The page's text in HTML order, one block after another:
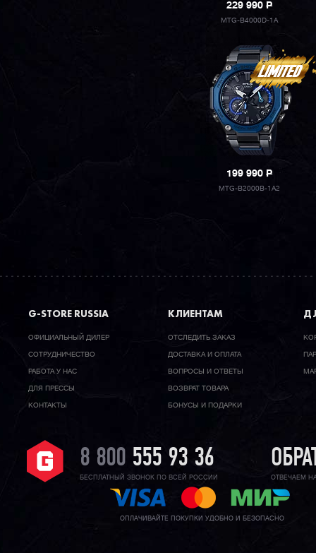
229 990P
MTG-B4000D-1A
199 990P
MTG-B2000B-1A2
G-STORE RUSSIA
ОФИЦИАЛЬНЫЙ ДИЛЕР
CОТРУДНИЧЕСТВО
РАБОТА У НАС
ДЛЯ ПРЕССЫ
КОНТАКТЫ
КЛИЕНТАМ
ОТСЛЕДИТЬ ЗАКАЗ
ДОСТАВКА И ОПЛАТА
ВОПРОСЫ И ОТВЕТЫ
ВОЗВРАТ ТОВАРА
БОНУСЫ И ПОДАРКИ
8 800 555 93 36
БЕСПЛАТНЫЙ ЗВОНОК ПО ВСЕЙ РОССИИ ОТВЕЧАЕМ
ОПЛАЧИВАЙТЕ ПОКУПКИ УДОБНО И БЕЗОПАСНО